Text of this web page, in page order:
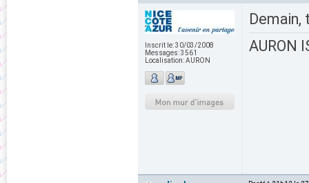
Inscrit le:30/03/2008
Messages:3561
Localisation:AURON
Demain,
AURON